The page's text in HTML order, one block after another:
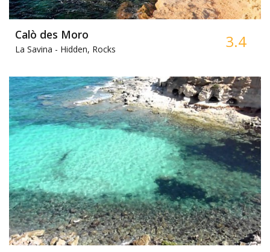
Calò des Moro
La Savina - Hidden, Rocks 3.4